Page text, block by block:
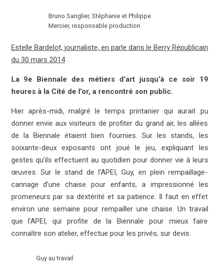
Bruno Sanglier, Stéphanie et Philippe
Mercier, responsable production
Estelle Bardelot, journaliste, en parle dans le Berry Républicain
du 30 mars 2014:
La 9e Biennale des métiers d’art jusqu’à ce soir 19
heures à la Cité de l’or, a rencontré son public.
Hier après-midi, malgré le temps printanier qui aurait pu
donner envie aux visiteurs de profiter du grand air, les allées
de la Biennale étaient bien fournies. Sur les stands, les
soixante-deux exposants ont joué le jeu, expliquant les
gestes qu’ils effectuent au quotidien pour donner vie à leurs
œuvres. Sur le stand de l’APEI, Guy, en plein rempaillage-
cannage d’une chaise pour enfants, a impressionné les
promeneurs par sa dextérité et sa patience. Il faut en effet
environ une semaine pour rempailler une chaise. Un travail
que l’APEI, qui profite de la Biennale pour mieux faire
connaître son atelier, effectue pour les privés, sur devis.
Guy au travail